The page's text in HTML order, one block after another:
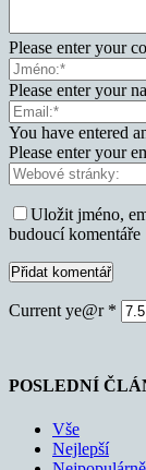
Please enter your
Please enter your
You have entered
Please enter your
Uložit jméno,
budoucí komentáře
Current ye@r *
POSLEDNÍ
Vše
Nejlepší